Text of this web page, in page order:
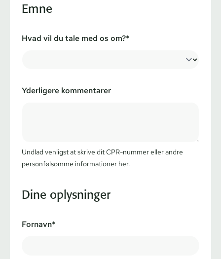
Emne
Hvad vil du tale med os om?*
Yderligere kommentarer
Undlad venligst at skrive dit CPR-nummer eller andre
personfølsomme informationer her.
Dine oplysninger
Fornavn*